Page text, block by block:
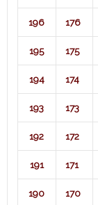
196 176
195 175
194 174
193 173
192 172
191 171
190 170